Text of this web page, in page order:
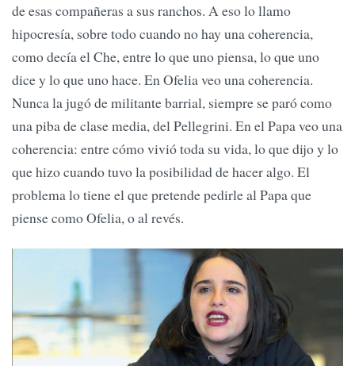
de esas compañeras a sus ranchos. A eso lo llamo
hipocresía, sobre todo cuando no hay una coherencia,
como decía el Che, entre lo que uno piensa, lo que uno
dice y lo que uno hace. En Ofelia veo una coherencia.
Nunca la jugó de militante barrial, siempre se paró como
una piba de clase media, del Pellegrini. En el Papa veo una
coherencia: entre cómo vivió toda su vida, lo que dijo y lo
que hizo cuando tuvo la posibilidad de hacer algo. El
problema lo tiene el que pretende pedirle al Papa que
piense como Ofelia, o al revés.